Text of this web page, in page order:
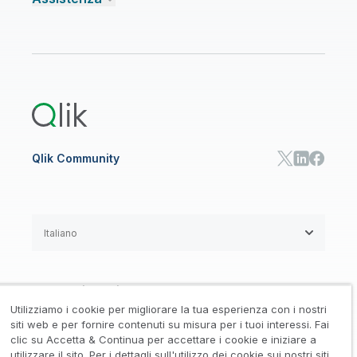
Qlik Cloud Analytics
Qlik Community
Accordi legali
Informativa su privacy e cookie /
Italiano
Utilizziamo i cookie per migliorare la tua esperienza con i nostri
siti web e per fornire contenuti su misura per i tuoi interessi. Fai
clic su Accetta & Continua per accettare i cookie e iniziare a
utilizzare il sito. Per i dettagli sull'utilizzo dei cookie sui nostri siti,